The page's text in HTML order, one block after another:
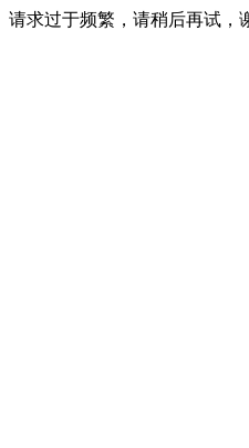
请求过于频繁，请稍后再试，